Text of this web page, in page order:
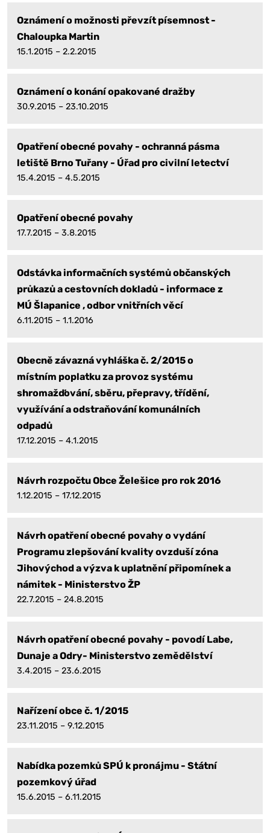
Oznámení o možnosti převzít písemnost -
Chaloupka Martin
15.1.2015 – 2.2.2015
Oznámení o konání opakované dražby
30.9.2015 – 23.10.2015
Opatření obecné povahy - ochranná pásma
letiště Brno Tuřany - Úřad pro civilní letectví
15.4.2015 – 4.5.2015
Opatření obecné povahy
17.7.2015 – 3.8.2015
Odstávka informačních systémů občanských
průkazů a cestovních dokladů - informace z
MÚ Šlapanice , odbor vnitřních věcí
6.11.2015 – 1.1.2016
Obecně závazná vyhláška č. 2/2015 o
místním poplatku za provoz systému
shromažďování, sběru, přepravy, třídění,
využívání a odstraňování komunálních
odpadů
17.12.2015 – 4.1.2015
Návrh rozpočtu Obce Želešice pro rok 2016
1.12.2015 – 17.12.2015
Návrh opatření obecné povahy o vydání
Programu zlepšování kvality ovzduší zóna
Jihovýchod a výzva k uplatnění připomínek a
námitek - Ministerstvo ŽP
22.7.2015 – 24.8.2015
Návrh opatření obecné povahy - povodí Labe,
Dunaje a Odry- Ministerstvo zemědělství
3.4.2015 – 23.6.2015
Nařízení obce č. 1/2015
23.11.2015 – 9.12.2015
Nabídka pozemků SPÚ k pronájmu - Státní
pozemkový úřad
15.6.2015 – 6.11.2015